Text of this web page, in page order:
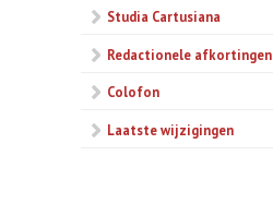
Studia Cartusiana
Redactionele afkortingen
Colofon
Laatste wijzigingen